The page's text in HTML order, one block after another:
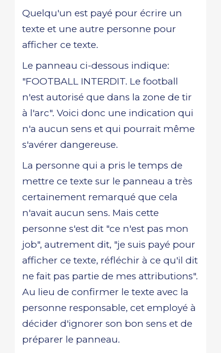
Quelqu'un est payé pour écrire un
texte et une autre personne pour
afficher ce texte.
Le panneau ci-dessous indique:
"FOOTBALL INTERDIT. Le football
n'est autorisé que dans la zone de tir
à l'arc". Voici donc une indication qui
n'a aucun sens et qui pourrait même
s'avérer dangereuse.
La personne qui a pris le temps de
mettre ce texte sur le panneau a très
certainement remarqué que cela
n'avait aucun sens. Mais cette
personne s'est dit "ce n'est pas mon
job", autrement dit, "je suis payé pour
afficher ce texte, réfléchir à ce qu'il dit
ne fait pas partie de mes attributions".
Au lieu de confirmer le texte avec la
personne responsable, cet employé à
décider d'ignorer son bon sens et de
préparer le panneau.